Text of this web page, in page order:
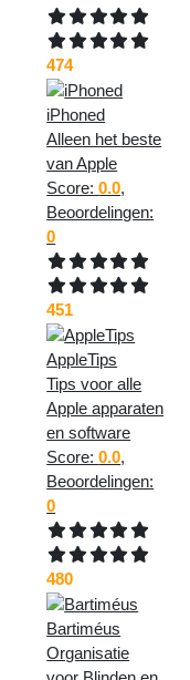
474
iPhoned
Alleen het beste
van Apple
Score:0.0,
Beoordelingen:
0
451
AppleTips
Tips voor alle
Apple apparaten
en software
Score:0.0,
Beoordelingen:
0
480
Bartiméus
Organisatie